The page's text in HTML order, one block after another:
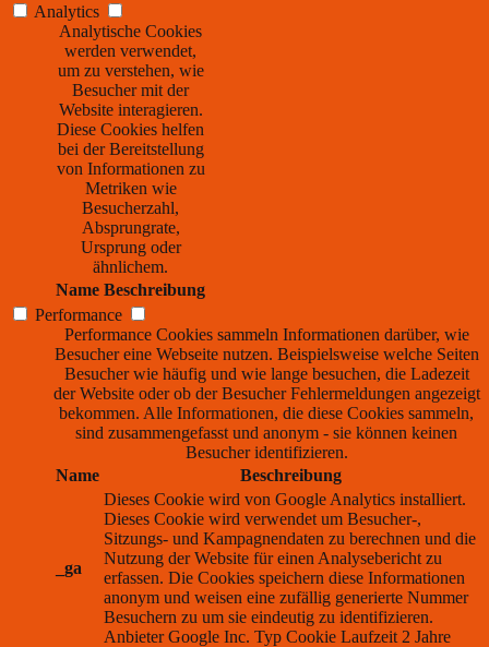
Analytics
Analytische Cookies
werden verwendet,
um zu verstehen, wie
Besucher mit der
Website interagieren.
Diese Cookies helfen
bei der Bereitstellung
von Informationen zu
Metriken wie
Besucherzahl,
Absprungrate,
Ursprung oder
ähnlichem.
Name Beschreibung
Performance
Performance Cookies sammeln Informationen darüber, wie
Besucher eine Webseite nutzen. Beispielsweise welche Seiten
Besucher wie häufig und wie lange besuchen, die Ladezeit
der Website oder ob der Besucher Fehlermeldungen angezeigt
bekommen. Alle Informationen, die diese Cookies sammeln,
sind zusammengefasst und anonym - sie können keinen
Besucher identifizieren.
Name
Beschreibung
_ga
Dieses Cookie wird von Google Analytics installiert.
Dieses Cookie wird verwendet um Besucher-,
Sitzungs- und Kampagnendaten zu berechnen und die
Nutzung der Website für einen Analysebericht zu
erfassen. Die Cookies speichern diese Informationen
anonym und weisen eine zufällig generierte Nummer
Besuchern zu um sie eindeutig zu identifizieren.
Anbieter Google Inc. Typ Cookie Laufzeit 2 Jahre